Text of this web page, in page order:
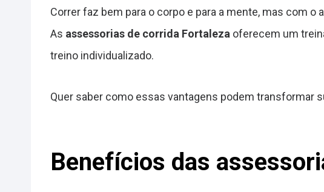
Correr faz bem para o corpo e para a mente, mas com
As assessorias de corrida Fortaleza oferecem um
treino individualizado.
Quer saber como essas vantagens podem transformar
Benefícios das